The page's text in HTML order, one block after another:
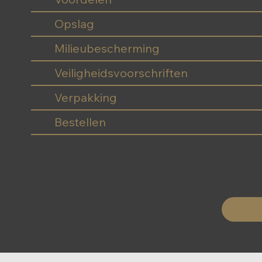
Opslag
Milieubescherming
Veiligheidsvoorschriften
Verpakking
Bestellen